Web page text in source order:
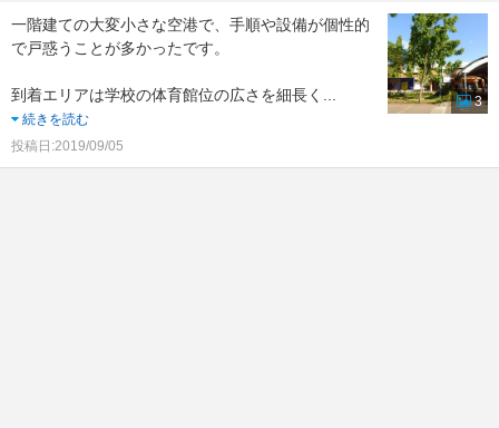
一階建ての大変小さな空港で、手順や設備が個性的
で戸惑うことが多かったです。
到着エリアは学校の体育館位の広さを細長く
続きを読む
投稿日:2019/09/05
3